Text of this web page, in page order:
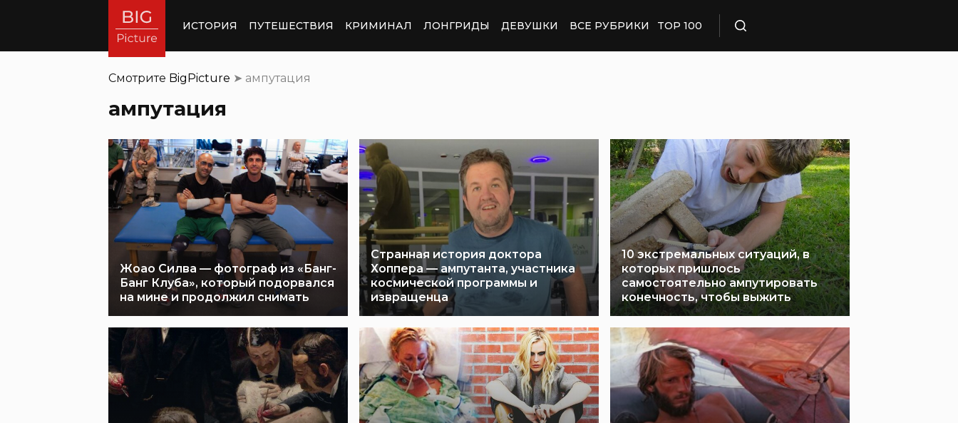
ИСТОРИЯ ПУТЕШЕСТВИЯ КРИМИНАЛ ЛОНГРИДЫ ДЕВУШКИ ВСЕ РУБРИКИ TOP 100
Смотрите BigPicture ➤ ампутация
ампутация
Жоао Силва — фотограф из «Банг-
Банг Клуба», который подорвался
на мине и продолжил снимать
Странная история доктора
Хоппера — ампутанта, участника
космической программы и
извращенца
10 экстремальных ситуаций, в
которых пришлось
самостоятельно ампутировать
конечность, чтобы выжить